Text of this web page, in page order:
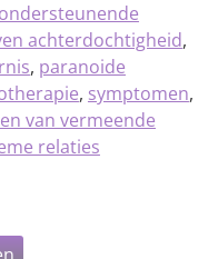
ondersteunende
achterdochtigheid,
, paranoide
, symptomen,
van vermeende
relaties